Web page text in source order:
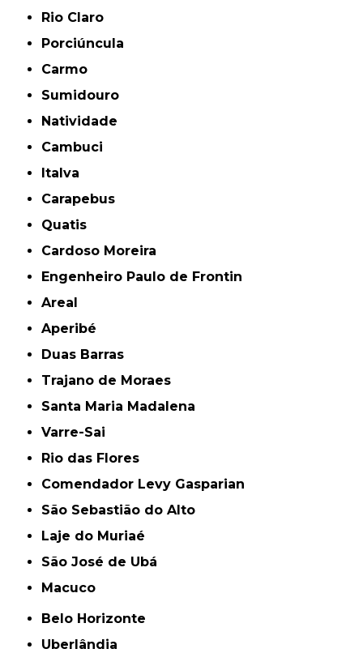
Rio Claro
Porciúncula
Carmo
Sumidouro
Natividade
Cambuci
Italva
Carapebus
Quatis
Cardoso Moreira
Engenheiro Paulo de Frontin
Areal
Aperibé
Duas Barras
Trajano de Moraes
Santa Maria Madalena
Varre-Sai
Rio das Flores
Comendador Levy Gasparian
São Sebastião do Alto
Laje do Muriaé
São José de Ubá
Macuco
Belo Horizonte
Uberlândia